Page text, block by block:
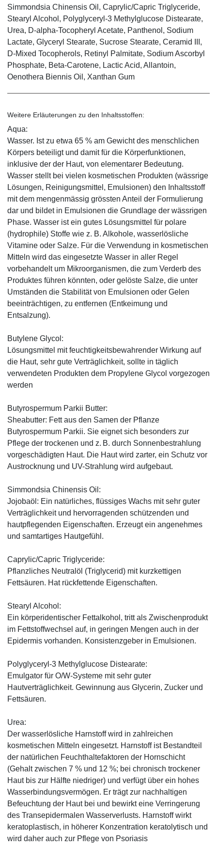
Simmondsia Chinensis Oil, Caprylic/Capric Triglyceride,
Stearyl Alcohol, Polyglyceryl-3 Methylglucose Distearate,
Urea, D-alpha-Tocopheryl Acetate, Panthenol, Sodium
Lactate, Glyceryl Stearate, Sucrose Stearate, Ceramid III,
D-Mixed Tocopherols, Retinyl Palmitate, Sodium Ascorbyl
Phosphate, Beta-Carotene, Lactic Acid, Allantoin,
Oenothera Biennis Oil, Xanthan Gum
Weitere Erläuterungen zu den Inhaltsstoffen:
Aqua:
Wasser. Ist zu etwa 65 % am Gewicht des menschlichen
Körpers beteiligt und damit für die Körperfunktionen,
inklusive der der Haut, von elementarer Bedeutung.
Wasser stellt bei vielen kosmetischen Produkten (wässrige
Lösungen, Reinigungsmittel, Emulsionen) den Inhaltsstoff
mit dem mengenmässig grössten Anteil der Formulierung
dar und bildet in Emulsionen die Grundlage der wässrigen
Phase. Wasser ist ein gutes Lösungsmittel für polare
(hydrophile) Stoffe wie z. B. Alkohole, wasserlösliche
Vitamine oder Salze. Für die Verwendung in kosmetischen
Mitteln wird das eingesetzte Wasser in aller Regel
vorbehandelt um Mikroorganismen, die zum Verderb des
Produktes führen könnten, oder gelöste Salze, die unter
Umständen die Stabilität von Emulsionen oder Gelen
beeinträchtigen, zu entfernen (Entkeimung und
Entsalzung).
Butylene Glycol:
Lösungsmittel mit feuchtigkeitsbewahrender Wirkung auf
die Haut, sehr gute Verträglichkeit, sollte in täglich
verwendeten Produkten dem Propylene Glycol vorgezogen
werden
Butyrospermum Parkii Butter:
Sheabutter: Fett aus den Samen der Pflanze
Butyrospermum Parkii. Sie eignet sich besonders zur
Pflege der trockenen und z. B. durch Sonnenbestrahlung
vorgeschädigten Haut. Die Haut wird zarter, ein Schutz vor
Austrocknung und UV-Strahlung wird aufgebaut.
Simmondsia Chinensis Oil:
Jojobaöl: Ein natürliches, flüssiges Wachs mit sehr guter
Verträglichkeit und hervorragenden schützenden und
hautpflegenden Eigenschaften. Erzeugt ein angenehmes
und samtartiges Hautgefühl.
Caprylic/Capric Triglyceride:
Pflanzliches Neutralöl (Triglycerid) mit kurzkettigen
Fettsäuren. Hat rückfettende Eigenschaften.
Stearyl Alcohol:
Ein körperidentischer Fettalkohol, tritt als Zwischenprodukt
im Fettstoffwechsel auf, in geringen Mengen auch in der
Epidermis vorhanden. Konsistenzgeber in Emulsionen.
Polyglyceryl-3 Methylglucose Distearate:
Emulgator für O/W-Systeme mit sehr guter
Hautverträglichkeit. Gewinnung aus Glycerin, Zucker und
Fettsäuren.
Urea:
Der wasserlösliche Harnstoff wird in zahlreichen
kosmetischen Mitteln eingesetzt. Harnstoff ist Bestandteil
der natürlichen Feuchthaltefaktoren der Hornschicht
(Gehalt zwischen 7 % und 12 %; bei chronisch trockener
Haut bis zur Hälfte niedriger) und verfügt über ein hohes
Wasserbindungsvermögen. Er trägt zur nachhaltigen
Befeuchtung der Haut bei und bewirkt eine Verringerung
des Transepidermalen Wasserverlusts. Harnstoff wirkt
keratoplastisch, in höherer Konzentration keratolytisch und
wird daher auch zur Pflege von Psoriasis